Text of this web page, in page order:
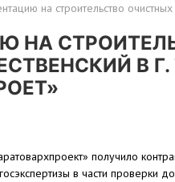
на строительство
НА
В Г.
получило
в части проверки